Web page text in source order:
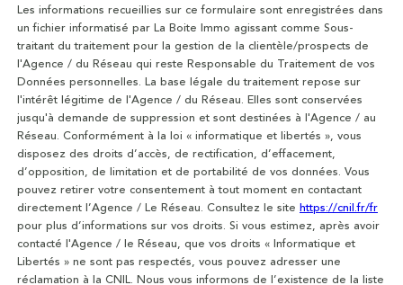
Les informations recueillies sur ce formulaire sont enregistrées dans
un fichier informatisé par La Boite Immo agissant comme Sous-
traitant du traitement pour la gestion de la clientèle/prospects de
l'Agence / du Réseau qui reste Responsable du Traitement de vos
Données personnelles. La base légale du traitement repose sur
l'intérêt légitime de l'Agence / du Réseau. Elles sont conservées
jusqu'à demande de suppression et sont destinées à l'Agence / au
Réseau. Conformément à la loi « informatique et libertés », vous
disposez des droits d’accès, de rectification, d’effacement,
d’opposition, de limitation et de portabilité de vos données. Vous
pouvez retirer votre consentement à tout moment en contactant
directement l’Agence / Le Réseau. Consultez le site https://cnil.fr/fr
pour plus d’informations sur vos droits. Si vous estimez, après avoir
contacté l'Agence / le Réseau, que vos droits « Informatique et
Libertés » ne sont pas respectés, vous pouvez adresser une
réclamation à la CNIL. Nous vous informons de l’existence de la liste